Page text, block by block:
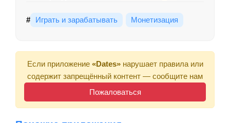
# Играть и зарабатывать Монетизация
Если приложение «Dates»нарушает правила или
содержит запрещённый контент — сообщите нам
Пожаловаться